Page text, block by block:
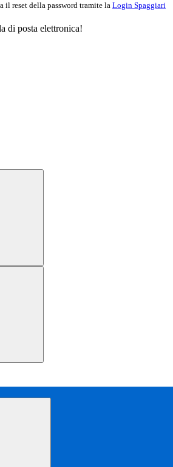
il reset della password tramite la Login Spaggiari
di posta elettronica!